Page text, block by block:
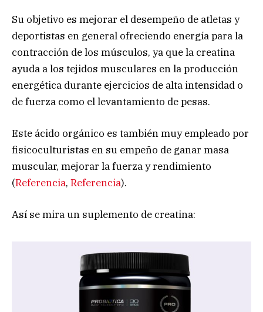
Su objetivo es mejorar el desempeño de atletas y
deportistas en general ofreciendo energía para la
contracción de los músculos, ya que la creatina
ayuda a los tejidos musculares en la producción
energética durante ejercicios de alta intensidad o
de fuerza como el levantamiento de pesas.
Este ácido orgánico es también muy empleado por
fisicoculturistas en su empeño de ganar masa
muscular, mejorar la fuerza y rendimiento
(Referencia, Referencia).
Así se mira un suplemento de creatina: